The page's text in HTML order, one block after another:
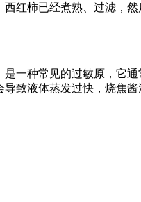
红柿已经煮熟、过滤，
一种常见的过敏原，它
致液体蒸发过快，烧焦酱